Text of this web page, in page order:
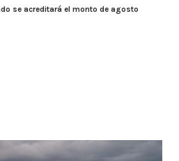
se acreditará el monto de agosto